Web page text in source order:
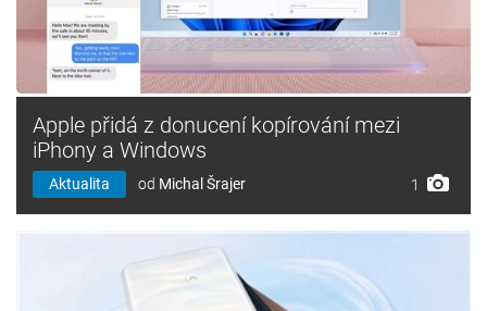
Apple přidá z donucení kopírování mezi
iPhony a Windows
Aktualita od Michal Šrajer 1